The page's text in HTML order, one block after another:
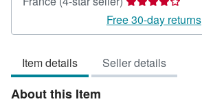
rating
4
of
5
Free 30-day returns
Item details Seller details
About this Item